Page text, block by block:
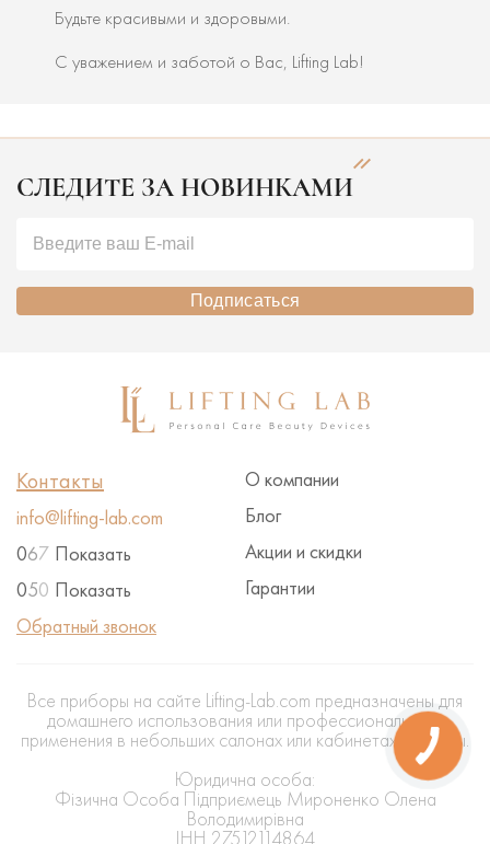
Будьте красивыми и здоровыми.
С уважением и заботой о Вас, Lifting Lab!
СЛЕДИТЕ ЗА НОВИНКАМИ
Подписаться
О компании
Блог
Акции и скидки
Гарантии
Контакты
info@lifting-lab.com
067 Показать
050 Показать
Обратный звонок
Все приборы на сайте Lifting-Lab.com предназначены для
домашнего использования или профессионального
применения в небольших салонах или кабинетах красоты.
Юридична особа:
Фізична Особа Підприємець Мироненко Олена
Володимирівна
ІНН 27512114864